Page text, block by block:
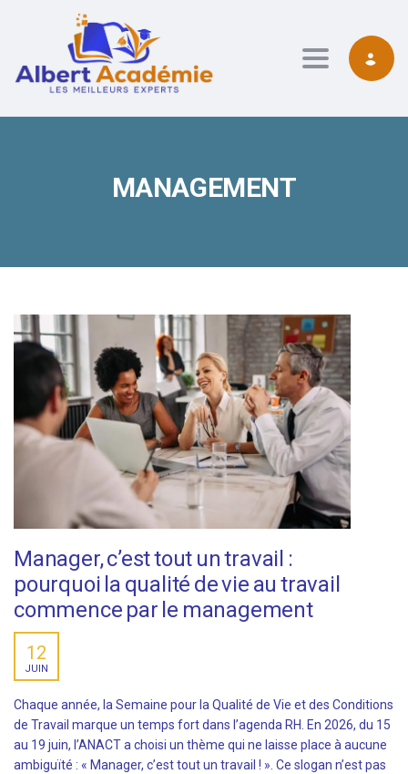
Toggle
MANAGEMENT
Manager, c’est tout un travail :
pourquoi la qualité de vie au travail
commence par le management
12
JUIN
Chaque année, la Semaine pour la Qualité de Vie et des Conditions
de Travail marque un temps fort dans l’agenda RH. En 2026, du 15
au 19 juin, l’ANACT a choisi un thème qui ne laisse place à aucune
ambiguïté : « Manager, c’est tout un travail ! ». Ce slogan n’est pas